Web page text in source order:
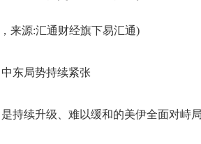
来源:汇通财经旗下易汇通)
东局势持续紧张
续升级、难以缓和的美伊全面对峙局